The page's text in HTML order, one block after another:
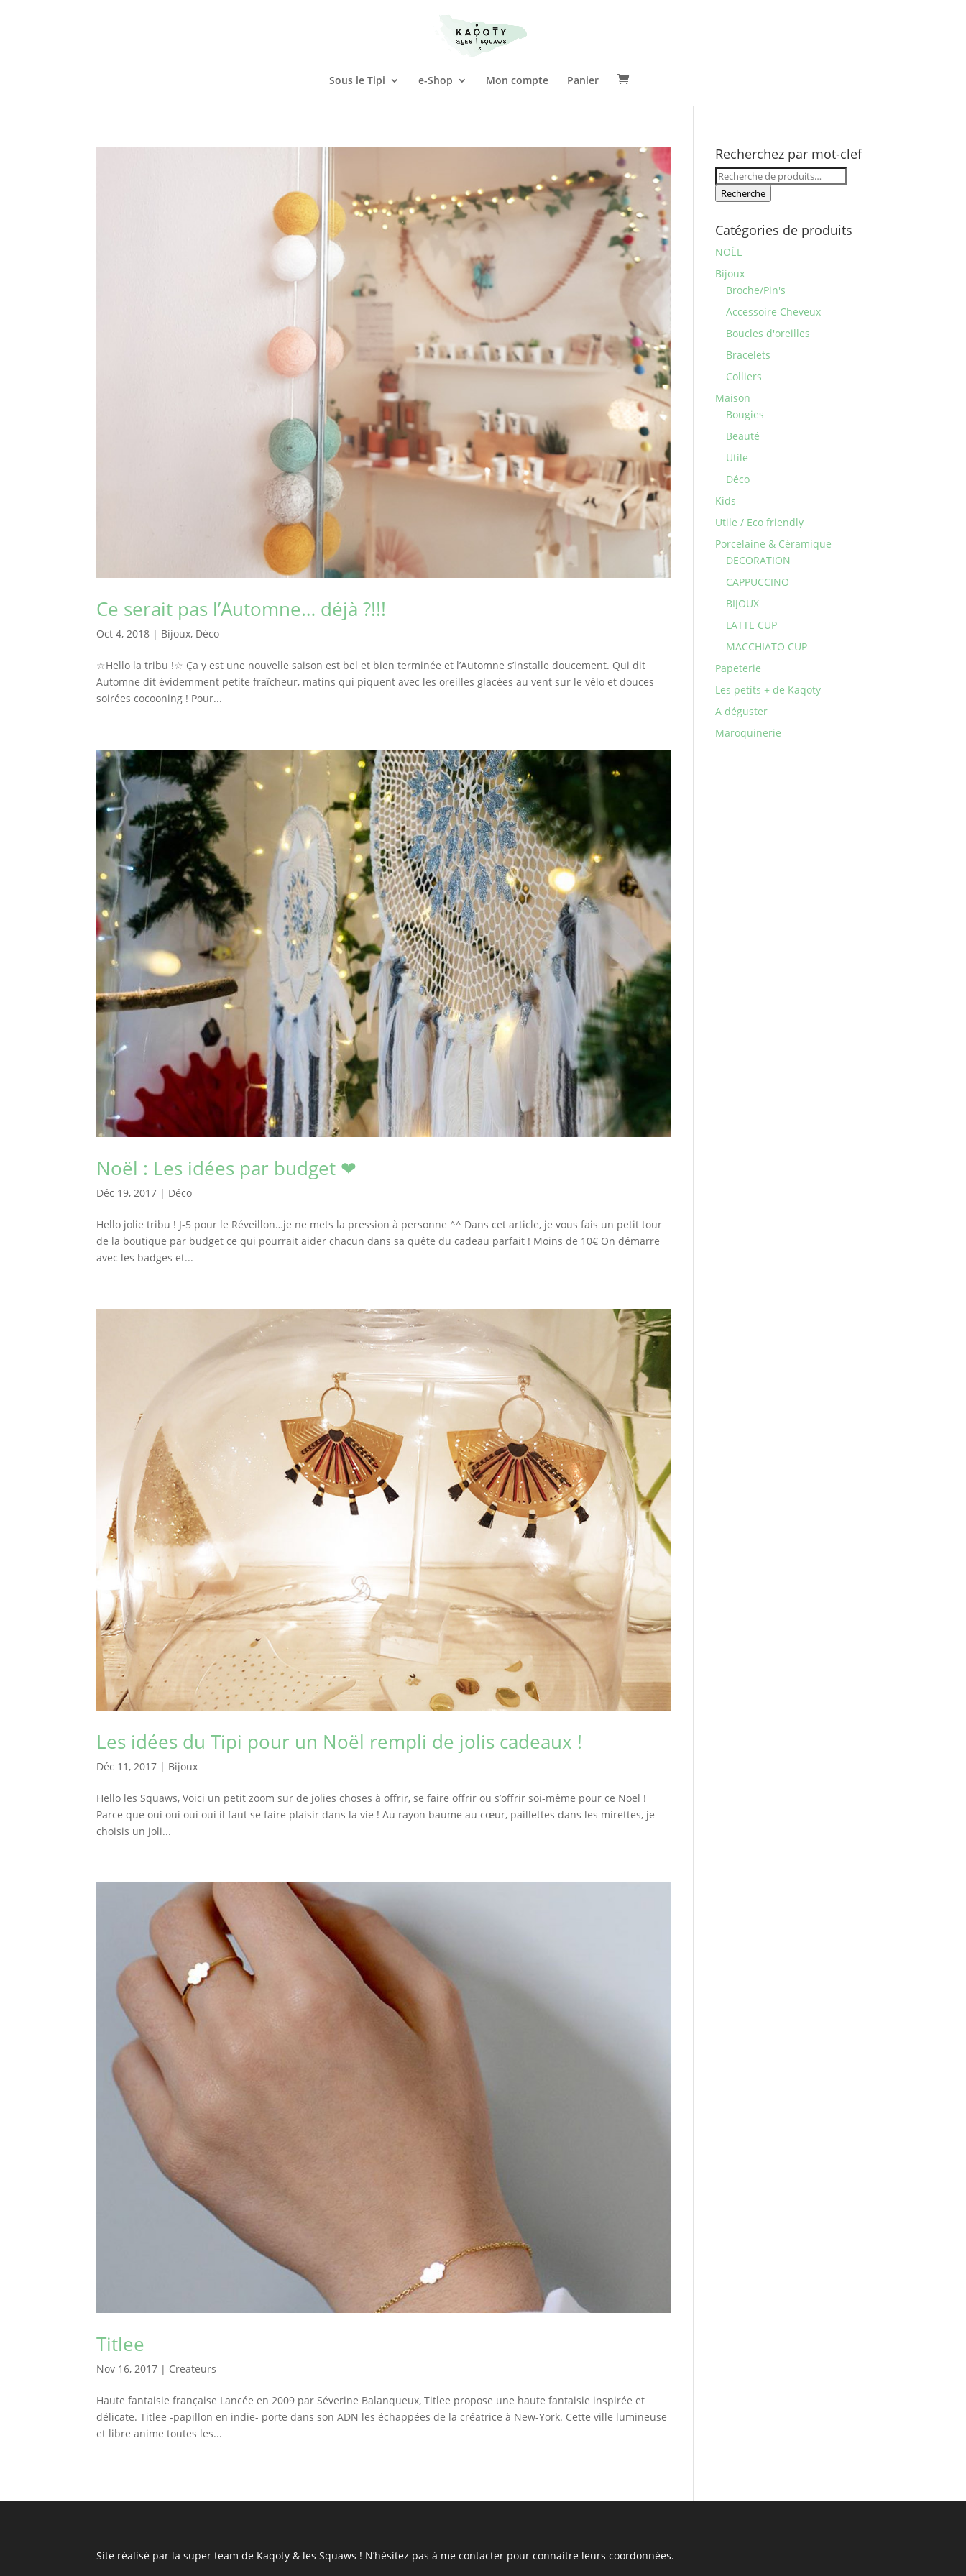
Sous le Tipi e-Shop Mon compte Panier
Ce serait pas l’Automne… déjà ?!!!
Oct 4, 2018 | Bijoux, Déco
☆Hello la tribu !☆ Ça y est une nouvelle saison est bel et bien terminée et l’Automne s’installe doucement. Qui dit
Automne dit évidemment petite fraîcheur, matins qui piquent avec les oreilles glacées au vent sur le vélo et douces
soirées cocooning ! Pour...
Noël : Les idées par budget ❤
Déc 19, 2017 | Déco
Hello jolie tribu ! J-5 pour le Réveillon…je ne mets la pression à personne ^^ Dans cet article, je vous fais un petit tour
de la boutique par budget ce qui pourrait aider chacun dans sa quête du cadeau parfait ! Moins de 10€ On démarre
avec les badges et...
Les idées du Tipi pour un Noël rempli de jolis cadeaux !
Déc 11, 2017 | Bijoux
Hello les Squaws, Voici un petit zoom sur de jolies choses à offrir, se faire offrir ou s’offrir soi-même pour ce Noël !
Parce que oui oui oui oui il faut se faire plaisir dans la vie ! Au rayon baume au cœur, paillettes dans les mirettes, je
choisis un joli...
Titlee
Nov 16, 2017 | Createurs
Haute fantaisie française Lancée en 2009 par Séverine Balanqueux, Titlee propose une haute fantaisie inspirée et
délicate. Titlee -papillon en indie- porte dans son ADN les échappées de la créatrice à New-York. Cette ville lumineuse
et libre anime toutes les...
Recherchez par mot-clef
Recherche
pour :
Recherche
Catégories de produits
NOËL
Bijoux
Broche/Pin's
Accessoire Cheveux
Boucles d'oreilles
Bracelets
Colliers
Maison
Bougies
Beauté
Utile
Déco
Kids
Utile / Eco friendly
Porcelaine & Céramique
DECORATION
CAPPUCCINO
BIJOUX
LATTE CUP
MACCHIATO CUP
Papeterie
Les petits + de Kaqoty
A déguster
Maroquinerie
Site réalisé par la super team de Kaqoty & les Squaws ! N’hésitez pas à me contacter pour connaitre leurs coordonnées.